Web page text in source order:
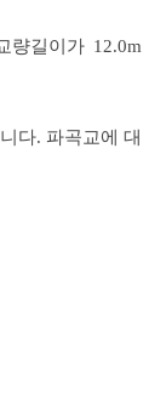
량길이가 12.0m
다. 파곡교에 대